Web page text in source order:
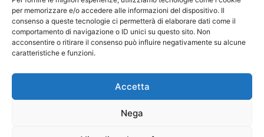
per memorizzare e/o accedere alle informazioni del dispositivo. Il
consenso a queste tecnologie ci permetterà di elaborare dati come il
comportamento di navigazione o ID unici su questo sito. Non
acconsentire o ritirare il consenso può influire negativamente su alcune
caratteristiche e funzioni.
Accetta
Nega
Cronaca
13498
Attualità
7303
top
News
4209
Cultura